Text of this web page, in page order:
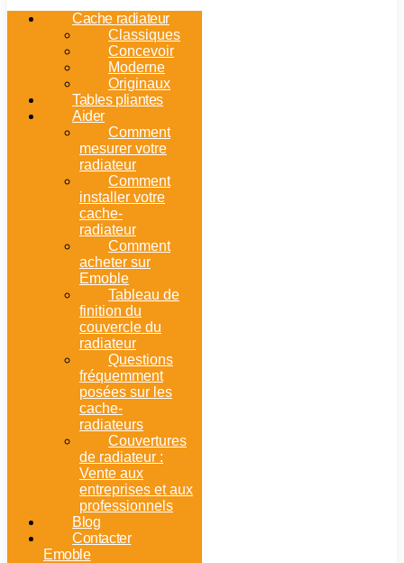
Cache radiateur
Classiques
Concevoir
Moderne
Originaux
Tables pliantes
Aider
Comment
mesurer votre
radiateur
Comment
installer votre
cache-
radiateur
Comment
acheter sur
Emoble
Tableau de
finition du
couvercle du
radiateur
Questions
fréquemment
posées sur les
cache-
radiateurs
Couvertures
de radiateur :
Vente aux
entreprises et aux
professionnels
Blog
Contacter
Emoble